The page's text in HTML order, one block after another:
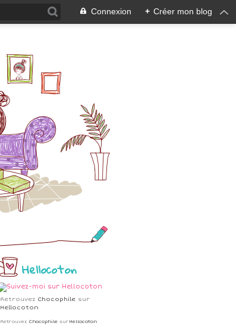
Connexion + Créer mon blog
Hellocoton
Retrouvez Chocophile sur
Hellocoton
Retrouvez Chocophile sur Hellocoton